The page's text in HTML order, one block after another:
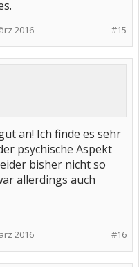
#15
2016
an! Ich finde es sehr
psychische Aspekt
bisher nicht so
allerdings auch
#16
2016